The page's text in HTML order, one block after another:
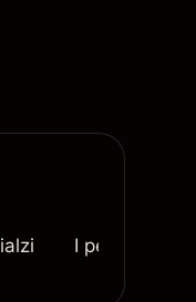
I peggiori